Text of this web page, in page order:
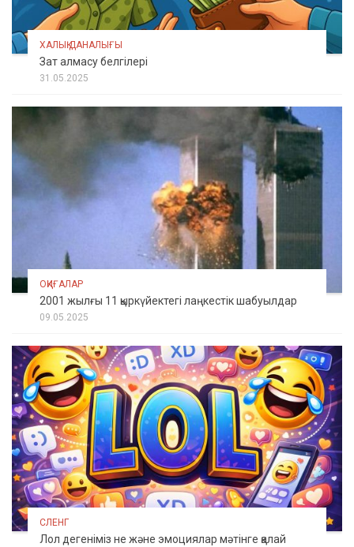
ХАЛЫҚ ДАНАЛЫҒЫ
Зат алмасу белгілері
31.05.2025
ОҚИҒАЛАР
2001 жылғы 11 қыркүйектегі лаңкестік шабуылдар
09.05.2025
СЛЕНГ
Лол дегеніміз не және эмоциялар мәтінге қалай